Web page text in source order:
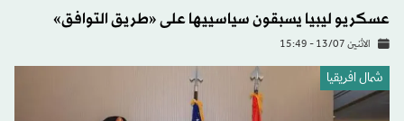
عسكريو ليبيا يسبقون سياسييها على «طريق التوافق»
الاثنين 13/07 - 15:49
شمال افريقيا